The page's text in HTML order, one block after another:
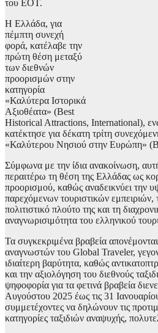
του ΕΟΤ.
Η Ελλάδα, για
πέμπτη συνεχή
φορά, κατέλαβε την
πρώτη θέση μεταξύ
των διεθνών
προορισμών στην
κατηγορία
«Καλύτερα Ιστορικά
Αξιοθέατα» (Best
Historical Attractions, International),
κατέκτησε για δέκατη τρίτη
«Καλύτερου Νησιού στην Ευρώπη»
Σύμφωνα με την ίδια ανακοίνωση,
περαιτέρω τη θέση της Ελλάδας ως
προορισμού, καθώς αναδεικνύει την
παρεχόμενων τουριστικών εμπειριών,
πολιτιστικό πλούτο της και τη
αναγνωρισιμότητα του ελληνικού
Τα συγκεκριμένα βραβεία
αναγνωστών του Global Traveler,
ιδιαίτερη βαρύτητα, καθώς
και την αξιολόγηση του διεθνούς
ψηφοφορία για τα φετινά βραβεία
Αυγούστου 2025 έως τις 31
συμμετέχοντες να δηλώνουν τις
κατηγορίες ταξιδιών αναψυχής,